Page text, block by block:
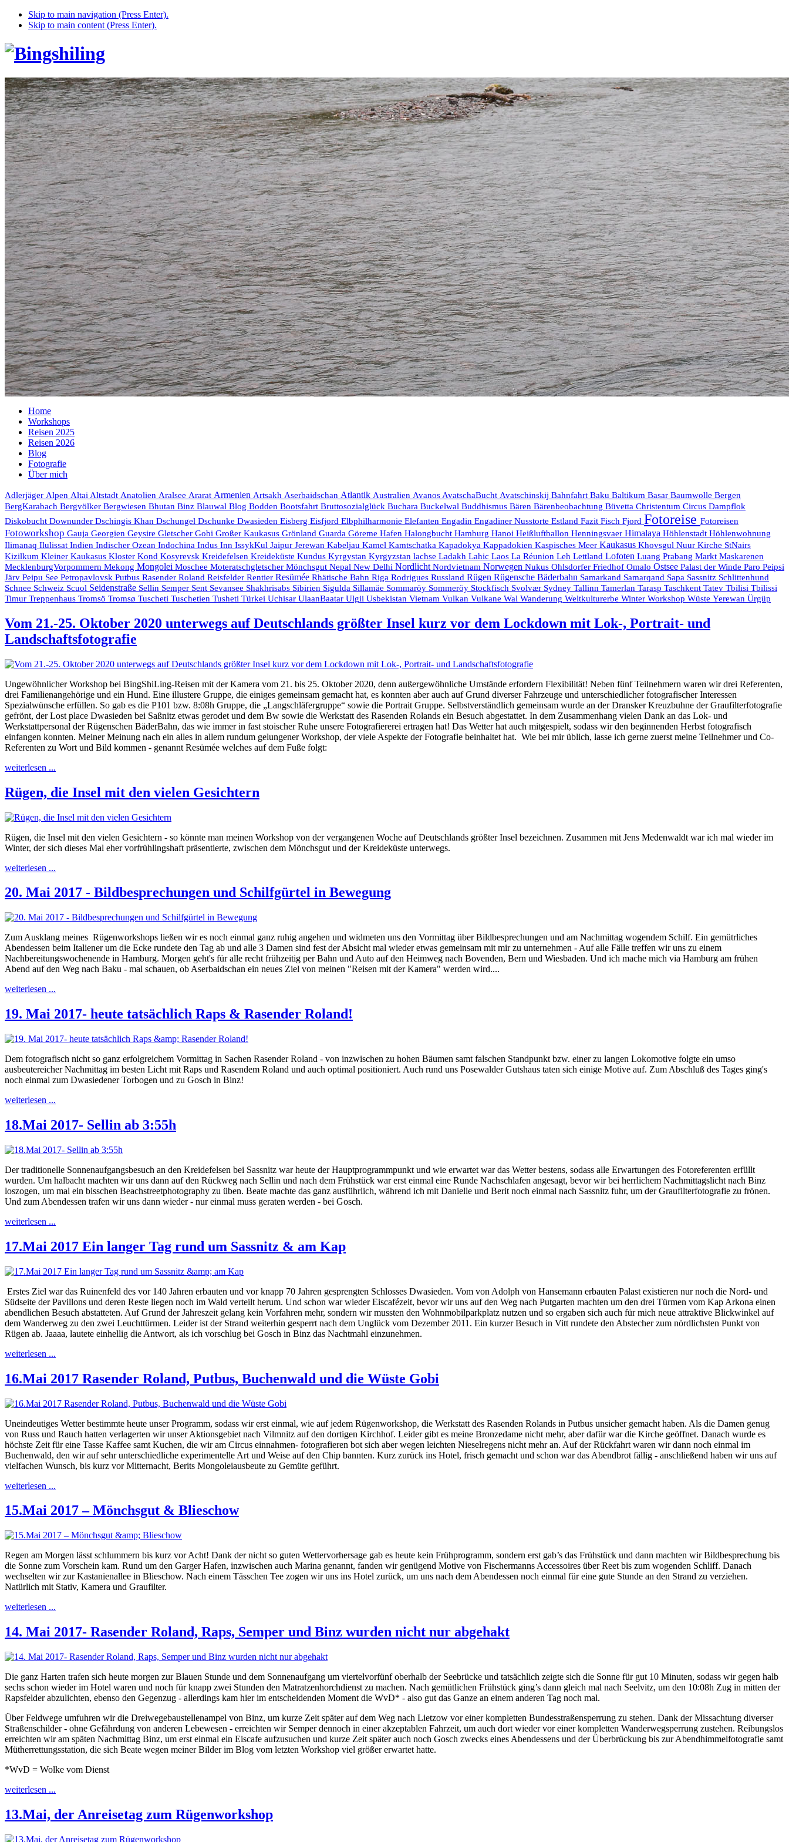
Skip to main navigation (Press Enter).
Skip to main content (Press Enter).
Home
Workshops
Reisen 2025
Reisen 2026
Blog
Fotografie
Über mich
Adlerjäger Alpen Altai Altstadt Anatolien Aralsee Ararat Armenien Artsakh Aserbaidschan Atlantik Australien Avanos AvatschaBucht Avatschinskij Bahnfahrt Baku Baltikum Basar Baumwolle Bergen
BergKarabach Bergvölker Bergwiesen Bhutan Binz Blauwal Blog Bodden Bootsfahrt Bruttosozialglück Buchara Buckelwal Buddhismus Bären Bärenbeobachtung Büvetta Christentum Circus Dampflok
Diskobucht Downunder Dschingis Khan Dschungel Dschunke Dwasieden Eisberg Eisfjord Elbphilharmonie Elefanten Engadin Engadiner Nusstorte Estland Fazit Fisch Fjord Fotoreise Fotoreisen
Fotoworkshop Gauja Georgien Geysire Gletscher Gobi Großer Kaukasus Grönland Guarda Göreme Hafen Halongbucht Hamburg Hanoi Heißluftballon Henningsvaer Himalaya Höhlenstadt Höhlenwohnung
Ilimanaq Ilulissat Indien Indischer Ozean Indochina Indus Inn IssykKul Jaipur Jerewan Kabeljau Kamel Kamtschatka Kapadokya Kappadokien Kaspisches Meer Kaukasus Khovsgul Nuur Kirche StNairs
Kizilkum Kleiner Kaukasus Kloster Kond Kosyrevsk Kreidefelsen Kreideküste Kundus Kyrgystan Kyrgyzstan lachse Ladakh Lahic Laos La Réunion Leh Lettland Lofoten Luang Prabang Markt Maskarenen
MecklenburgVorpommern Mekong Mongolei Moschee Moteratschgletscher Mönchsgut Nepal New Delhi Nordlicht Nordvietnam Norwegen Nukus Ohlsdorfer Friedhof Omalo Ostsee Palast der Winde Paro Peipsi
Järv Peipu See Petropavlovsk Putbus Rasender Roland Reisfelder Rentier Resümée Rhätische Bahn Riga Rodrigues Russland Rügen Rügensche Bäderbahn Samarkand Samarqand Sapa Sassnitz Schlittenhund
Schnee Schweiz Scuol Seidenstraße Sellin Semper Sent Sevansee Shakhrisabs Sibirien Sigulda Sillamäe Sommaröy Sommeröy Stockfisch Svolvær Sydney Tallinn Tamerlan Tarasp Taschkent Tatev Tbilisi Tbilissi
Timur Treppenhaus Tromsö Tromsø Tuscheti Tuschetien Tusheti Türkei Uchisar UlaanBaatar Ulgii Usbekistan Vietnam Vulkan Vulkane Wal Wanderung Weltkulturerbe Winter Workshop Wüste Yerewan Ürgüp
Vom 21.-25. Oktober 2020 unterwegs auf Deutschlands größter Insel kurz vor dem Lockdown mit Lok-, Portrait- und
Landschaftsfotografie
Ungewöhnlicher Workshop bei BingShiLing-Reisen mit der Kamera vom 21. bis 25. Oktober 2020, denn außergewöhnliche Umstände erfordern Flexibilität! Neben fünf Teilnehmern waren wir drei Referenten,
drei Familienangehörige und ein Hund. Eine illustere Gruppe, die einiges gemeinsam gemacht hat, es konnten aber auch auf Grund diverser Fahrzeuge und unterschiedlicher fotografischer Interessen
Spezialwünsche erfüllen. So gab es die P101 bzw. 8:08h Gruppe, die „Langschläfergruppe“ sowie die Portrait Gruppe. Selbstverständlich gemeinsam wurde an der Dransker Kreuzbuhne der Graufilterfotografie
gefrönt, der Lost place Dwasieden bei Saßnitz etwas gerodet und dem Bw sowie die Werkstatt des Rasenden Rolands ein Besuch abgestattet. In dem Zusammenhang vielen Dank an das Lok- und
Werkstattpersonal der Rügenschen BäderBahn, das wie immer in fast stoischer Ruhe unsere Fotografiererei ertragen hat! Das Wetter hat auch mitgespielt, sodass wir den beginnenden Herbst fotografisch
einfangen konnten. Meiner Meinung nach ein alles in allem rundum gelungener Workshop, der viele Aspekte der Fotografie beinhaltet hat. Wie bei mir üblich, lasse ich gerne zuerst meine Teilnehmer und Co-
Referenten zu Wort und Bild kommen - genannt Resümée welches auf dem Fuße folgt:
weiterlesen ...
Rügen, die Insel mit den vielen Gesichtern
Rügen, die Insel mit den vielen Gesichtern - so könnte man meinen Workshop von der vergangenen Woche auf Deutschlands größter Insel bezeichnen. Zusammen mit Jens Medenwaldt war ich mal wieder im
Winter, der sich dieses Mal eher vorfrühlingshaft präsentierte, zwischen dem Mönchsgut und der Kreideküste unterwegs.
weiterlesen ...
20. Mai 2017 - Bildbesprechungen und Schilfgürtel in Bewegung
Zum Ausklang meines Rügenworkshops ließen wir es noch einmal ganz ruhig angehen und widmeten uns den Vormittag über Bildbesprechungen und am Nachmittag wogendem Schilf. Ein gemütrliches
Abendessen beim Italiener um die Ecke rundete den Tag ab und alle 3 Damen sind fest der Absicht mal wieder etwas gemeinsam mit mir zu unternehmen - Auf alle Fälle treffen wir uns zu einem
Nachbereitungswochenende in Hamburg. Morgen geht's für alle recht frühzeitig per Bahn und Auto auf den Heimweg nach Bovenden, Bern und Wiesbaden. Und ich mache mich via Hamburg am frühen
Abend auf den Weg nach Baku - mal schauen, ob Aserbaidschan ein neues Ziel von meinen "Reisen mit der Kamera" werden wird....
weiterlesen ...
19. Mai 2017- heute tatsächlich Raps & Rasender Roland!
Dem fotografisch nicht so ganz erfolgreichem Vormittag in Sachen Rasender Roland - von inzwischen zu hohen Bäumen samt falschen Standpunkt bzw. einer zu langen Lokomotive folgte ein umso
ausbeutereicher Nachmittag im besten Licht mit Raps und Rasendem Roland und auch optimal positioniert. Auch rund uns Posewalder Gutshaus taten sich einige Motive auf. Zum Abschluß des Tages ging's
noch einmal zum Dwasiedener Torbogen und zu Gosch in Binz!
weiterlesen ...
18.Mai 2017- Sellin ab 3:55h
Der traditionelle Sonnenaufgangsbesuch an den Kreidefelsen bei Sassnitz war heute der Hauptprogrammpunkt und wie erwartet war das Wetter bestens, sodass alle Erwartungen des Fotoreferenten erfüllt
wurden. Um halbacht machten wir uns dann auf den Rückweg nach Sellin und nach dem Frühstück war erst einmal eine Runde Nachschlafen angesagt, bevor wir bei herrlichem Nachmittagslicht nach Binz
loszogen, um mal ein bisschen Beachstreetphotography zu üben. Beate machte das ganz ausführlich, während ich mit Danielle und Berit noch einmal nach Sassnitz fuhr, um der Graufilterfotografie zu frönen.
Und zum Abendessen trafen wir uns dann wieder - nur einmal muss geraten werden - bei Gosch.
weiterlesen ...
17.Mai 2017 Ein langer Tag rund um Sassnitz & am Kap
Erstes Ziel war das Ruinenfeld des vor 140 Jahren erbauten und vor knapp 70 Jahren gesprengten Schlosses Dwasieden. Vom von Adolph von Hansemann erbauten Palast existieren nur noch die Nord- und
Südseite der Pavillons und deren Reste liegen noch im Wald verteilt herum. Und schon war wieder Eiscafézeit, bevor wir uns auf den Weg nach Putgarten machten um den drei Türmen vom Kap Arkona einen
abendlichen Besuch abstatteten. Auf Grund der Jahreszeit gelang kein Vorfahren mehr, sondern wir mussten den Wohnmobilparkplatz nutzen und so ergaben sich auch für mich neue attraktive Blickwinkel auf
dem Wanderweg zu den zwei Leuchttürmen. Leider ist der Strand weiterhin gesperrt nach dem Unglück vom Dezember 2011. Ein kurzer Besuch in Vitt rundete den Abstecher zum nördlichsten Punkt von
Rügen ab. Jaaaa, lautete einhellig die Antwort, als ich vorschlug bei Gosch in Binz das Nachtmahl einzunehmen.
weiterlesen ...
16.Mai 2017 Rasender Roland, Putbus, Buchenwald und die Wüste Gobi
Uneindeutiges Wetter bestimmte heute unser Programm, sodass wir erst einmal, wie auf jedem Rügenworkshop, die Werkstatt des Rasenden Rolands in Putbus unsicher gemacht haben. Als die Damen genug
von Russ und Rauch hatten verlagerten wir unser Aktionsgebiet nach Vilmnitz auf den dortigen Kirchhof. Leider gibt es meine Bronzedame nicht mehr, aber dafür war die Kirche geöffnet. Danach wurde es
höchste Zeit für eine Tasse Kaffee samt Kuchen, die wir am Circus einnahmen- fotografieren bot sich aber wegen leichten Nieselregens nicht mehr an. Auf der Rückfahrt waren wir dann noch einmal im
Buchenwald, den wir auf sehr unterschiedliche experimentelle Art und Weise auf den Chip bannten. Kurz zurück ins Hotel, frisch gemacht und schon war das Abendbrot fällig - anschließend haben wir uns auf
vielfachen Wunsch, bis kurz vor Mitternacht, Berits Mongoleiausbeute zu Gemüte geführt.
weiterlesen ...
15.Mai 2017 – Mönchsgut & Blieschow
Regen am Morgen lässt schlummern bis kurz vor Acht! Dank der nicht so guten Wettervorhersage gab es heute kein Frühprogramm, sondern erst gab’s das Frühstück und dann machten wir Bildbesprechung bis
die Sonne zum Vorschein kam. Rund um den Garger Hafen, inzwischen auch Marina genannt, fanden wir genügend Motive von Fischermanns Accessoires über Reet bis zum wogenden Schliff. Danach
wechselten wir zur Kastanienallee in Blieschow. Nach einem Tässchen Tee zogen wir uns ins Hotel zurück, um uns nach dem Abendessen noch einmal für eine gute Stunde an den Strand zu verziehen.
Natürlich mit Stativ, Kamera und Graufilter.
weiterlesen ...
14. Mai 2017- Rasender Roland, Raps, Semper und Binz wurden nicht nur abgehakt
Die ganz Harten trafen sich heute morgen zur Blauen Stunde und dem Sonnenaufgang um viertelvorfünf oberhalb der Seebrücke und tatsächlich zeigte sich die Sonne für gut 10 Minuten, sodass wir gegen halb
sechs schon wieder im Hotel waren und noch für knapp zwei Stunden den Matratzenhorchdienst zu machen. Nach gemütlichen Frühstück ging’s dann gleich mal nach Seelvitz, um den 10:08h Zug in mitten der
Rapsfelder abzulichten, ebenso den Gegenzug - allerdings kam hier im entscheidenden Moment die WvD* - also gut das Ganze an einem anderen Tag noch mal.
Über Feldwege umfuhren wir die Dreiwegebaustellenampel von Binz, um kurze Zeit später auf dem Weg nach Lietzow vor einer kompletten Bundesstraßensperrung zu stehen. Dank der Missachtung diverser
Straßenschilder - ohne Gefährdung von anderen Lebewesen - erreichten wir Semper dennoch in einer akzeptablen Fahrzeit, um auch dort wieder vor einer kompletten Wanderwegsperrung zustehen. Reibungslos
erreichten wir am späten Nachmittag Binz, um erst einmal ein Eiscafe aufzusuchen und kurze Zeit später auch noch Gosch zwecks eines Abendessens und der Überbrückung bis zur Abendhimmelfotografie samt
Mütherrettungsstation, die sich Beate wegen meiner Bilder im Blog vom letzten Workshop viel größer erwartet hatte.
*WvD = Wolke vom Dienst
weiterlesen ...
13.Mai, der Anreisetag zum Rügenworkshop